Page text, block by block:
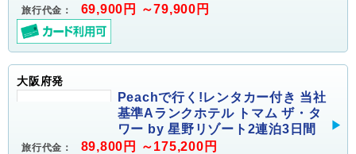
旅行代金： 69,900円 ～79,900円
大阪府発
Peachで行く!レンタカー付き 当社
基準Aランクホテル トマム ザ・タ
ワー by 星野リゾート2連泊3日間
旅行代金： 89,800円 ～175,200円